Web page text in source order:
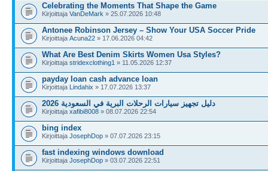
Celebrating the Moments That Shape the Game
Kirjoittaja VanDeMark » 25.07.2026 10:48
Antonee Robinson Jersey – Show Your USA Soccer Pride
Kirjoittaja Acuna22 » 17.06.2026 04:42
What Are Best Denim Skirts Women Usa Styles?
Kirjoittaja stridexclothing1 » 11.05.2026 12:37
payday loan cash advance loan
Kirjoittaja Lindahix » 17.07.2026 13:37
دليل تجهيز سيارات الرحلات البرية في السعودية 2026
Kirjoittaja xafibi8008 » 08.07.2026 22:54
bing index
Kirjoittaja JosephDop » 07.07.2026 23:15
fast indexing windows download
Kirjoittaja JosephDop » 03.07.2026 22:51